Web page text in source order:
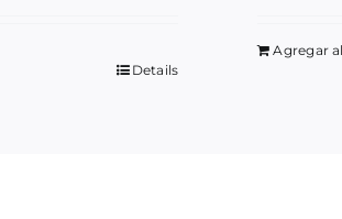
Details
Agregar